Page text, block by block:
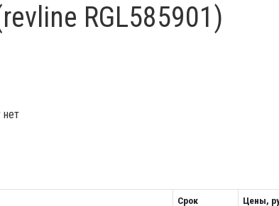
RGL585901)
нет
Срок Цены,